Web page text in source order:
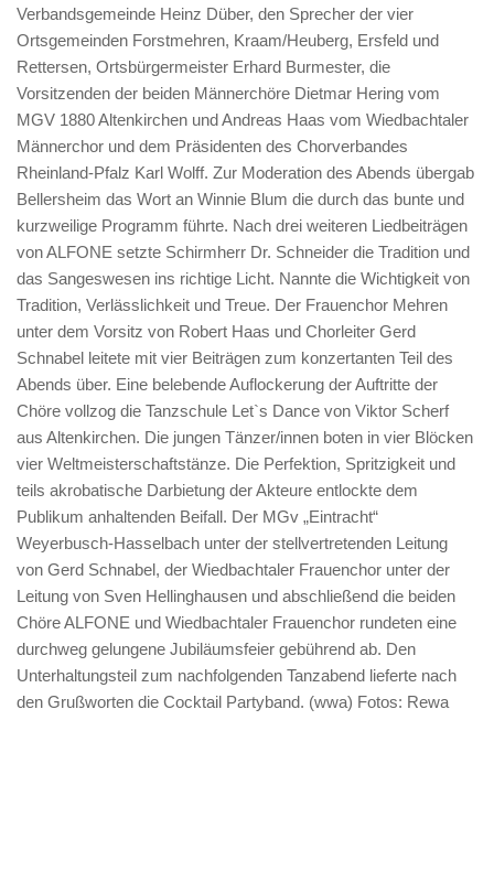
Verbandsgemeinde Heinz Düber, den Sprecher der vier
Ortsgemeinden Forstmehren, Kraam/Heuberg, Ersfeld und
Rettersen, Ortsbürgermeister Erhard Burmester, die
Vorsitzenden der beiden Männerchöre Dietmar Hering vom
MGV 1880 Altenkirchen und Andreas Haas vom Wiedbachtaler
Männerchor und dem Präsidenten des Chorverbandes
Rheinland-Pfalz Karl Wolff. Zur Moderation des Abends übergab
Bellersheim das Wort an Winnie Blum die durch das bunte und
kurzweilige Programm führte. Nach drei weiteren Liedbeiträgen
von ALFONE setzte Schirmherr Dr. Schneider die Tradition und
das Sangeswesen ins richtige Licht. Nannte die Wichtigkeit von
Tradition, Verlässlichkeit und Treue. Der Frauenchor Mehren
unter dem Vorsitz von Robert Haas und Chorleiter Gerd
Schnabel leitete mit vier Beiträgen zum konzertanten Teil des
Abends über. Eine belebende Auflockerung der Auftritte der
Chöre vollzog die Tanzschule Let`s Dance von Viktor Scherf
aus Altenkirchen. Die jungen Tänzer/innen boten in vier Blöcken
vier Weltmeisterschaftstänze. Die Perfektion, Spritzigkeit und
teils akrobatische Darbietung der Akteure entlockte dem
Publikum anhaltenden Beifall. Der MGv „Eintracht“
Weyerbusch-Hasselbach unter der stellvertretenden Leitung
von Gerd Schnabel, der Wiedbachtaler Frauenchor unter der
Leitung von Sven Hellinghausen und abschließend die beiden
Chöre ALFONE und Wiedbachtaler Frauenchor rundeten eine
durchweg gelungene Jubiläumsfeier gebührend ab. Den
Unterhaltungsteil zum nachfolgenden Tanzabend lieferte nach
den Grußworten die Cocktail Partyband. (wwa) Fotos: Rewa